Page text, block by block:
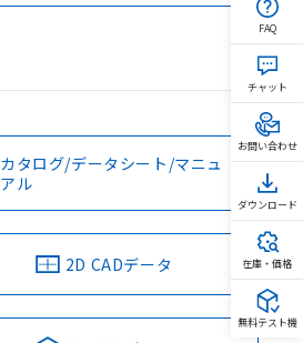
カタログ/データシート/マニュ
アル
2D CADデータ
FAQ
チャット
お問い合わせ
ダウンロード
在庫・価格
無料テスト機